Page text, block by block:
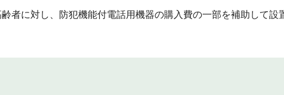
者に対し、防犯機能付電話用機器の購入費の一部を補助して設